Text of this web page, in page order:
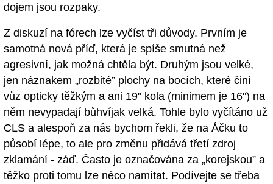
dojem jsou rozpaky.
Z diskuzí na fórech lze vyčíst tři důvody. Prvním je
samotná nová příď, která je spíše smutná než
agresivní, jak možná chtěla být. Druhým jsou velké,
jen náznakem „rozbité” plochy na bocích, které činí
vůz opticky těžkým a ani 19" kola (minimem je 16") na
něm nevypadají bůhvíjak velká. Tohle bylo vyčítáno už
CLS a alespoň za nás bychom řekli, že na Áčku to
působí lépe, to ale pro změnu přidává třetí zdroj
zklamání - záď. Často je označována za „korejskou” a
těžko proti tomu lze něco namítat. Podívejte se třeba